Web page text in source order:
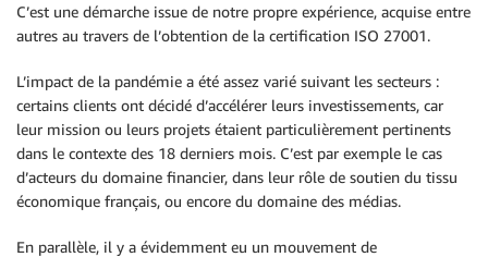
C’est une démarche issue de notre propre expérience, acquise entre
autres au travers de l’obtention de la certification ISO 27001.
L’impact de la pandémie a été assez varié suivant les secteurs :
certains clients ont décidé d’accélérer leurs investissements, car
leur mission ou leurs projets étaient particulièrement pertinents
dans le contexte des 18 derniers mois. C’est par exemple le cas
d’acteurs du domaine financier, dans leur rôle de soutien du tissu
économique français, ou encore du domaine des médias.
En parallèle, il y a évidemment eu un mouvement de